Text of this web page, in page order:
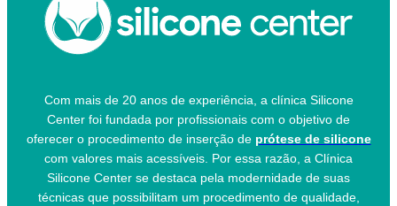
Com mais de 20 anos de experiência, a clínica Silicone
Center foi fundada por profissionais com o objetivo de
oferecer o procedimento de inserção de prótese de silicone
com valores mais acessíveis. Por essa razão, a Clínica
Silicone Center se destaca pela modernidade de suas
técnicas que possibilitam um procedimento de qualidade,